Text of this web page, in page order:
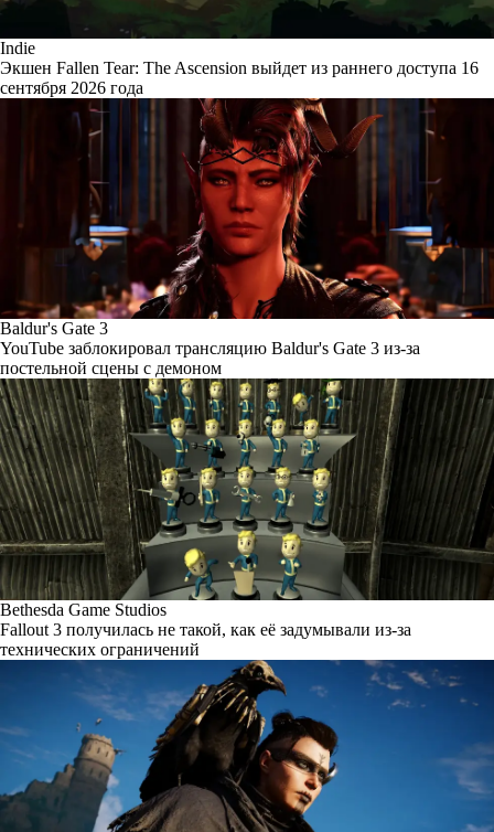
Indie
Экшен Fallen Tear: The Ascension выйдет из раннего доступа 16
сентября 2026 года
Baldur's Gate 3
YouTube заблокировал трансляцию Baldur's Gate 3 из-за
постельной сцены с демоном
Bethesda Game Studios
Fallout 3 получилась не такой, как её задумывали из-за
технических ограничений